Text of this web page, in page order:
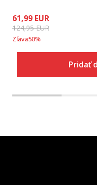
61,99 EUR
124,95EUR
Zľava50%
Pridať